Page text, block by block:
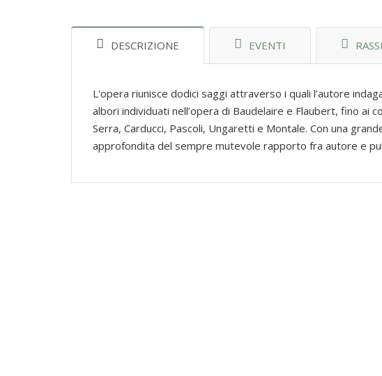
DESCRIZIONE EVENTI
L'opera riunisce dodici saggi attraverso i quali l’autore
albori individuati nell’opera di Baudelaire e Flaubert, fino ai
Serra, Carducci, Pascoli, Ungaretti e Montale. Con una
approfondita del sempre mutevole rapporto fra autore e